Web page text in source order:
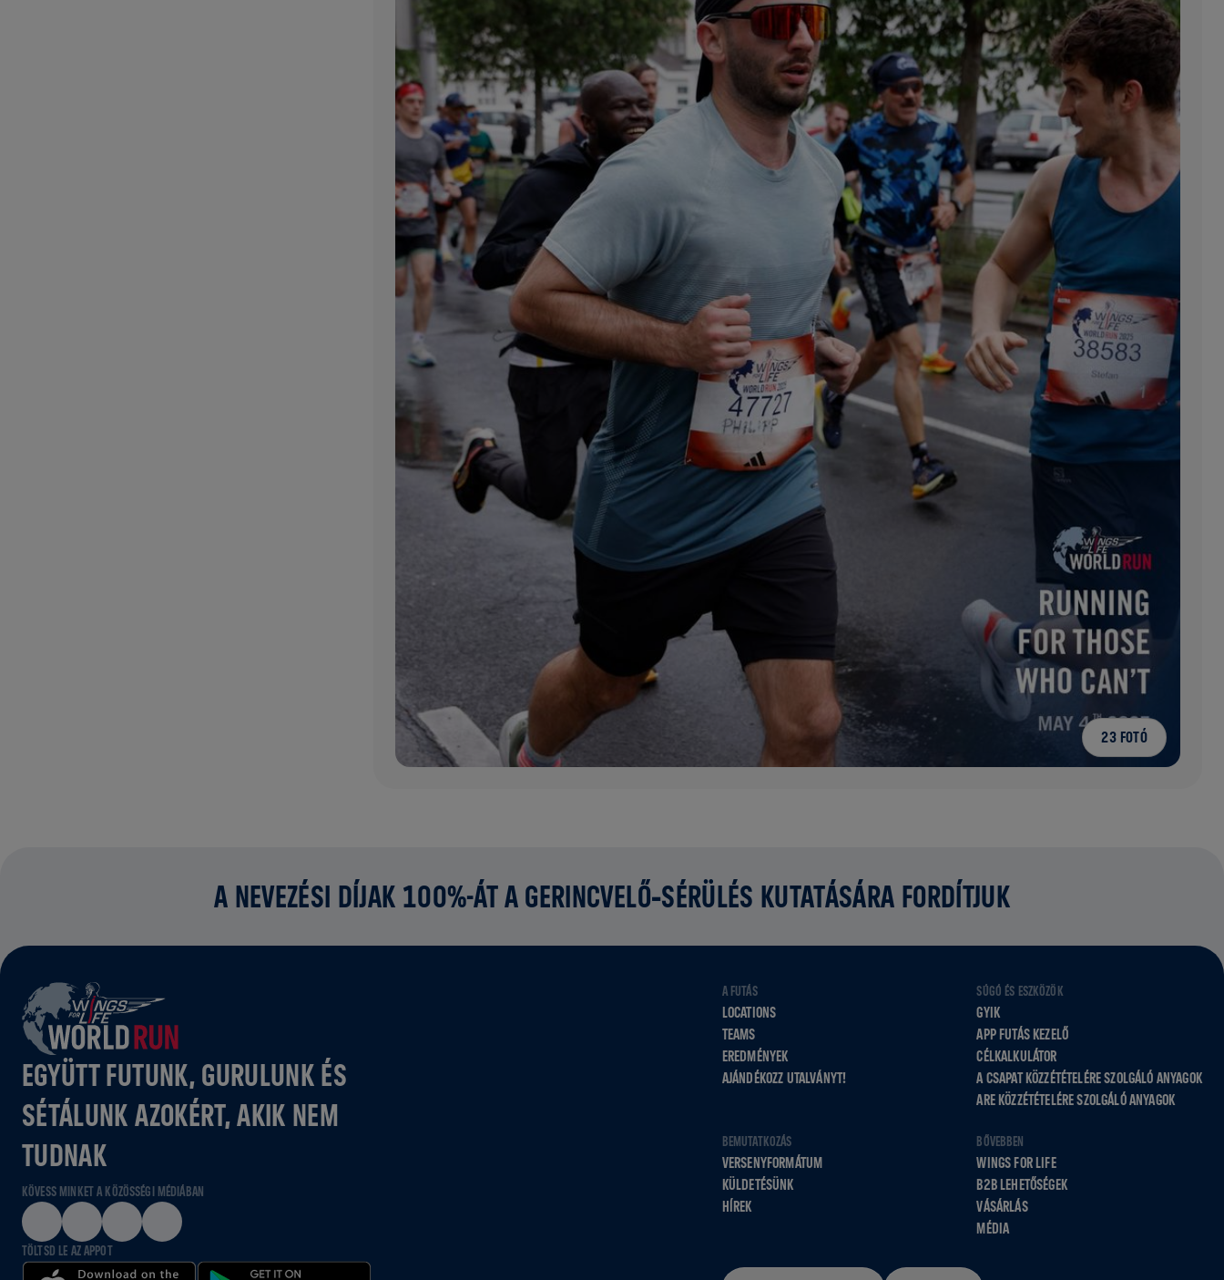
23 FOTÓ
A NEVEZÉSI DÍJAK 100%-ÁT A GERINCVELŐ‑SÉRÜLÉS KUTATÁSÁRA FORDÍTJUK
EGYÜTT FUTUNK, GURULUNK ÉS
SÉTÁLUNK AZOKÉRT, AKIK NEM
TUDNAK
KÖVESS MINKET A KÖZÖSSÉGI MÉDIÁBAN
TÖLTSD LE AZ APPOT
A FUTÁS
LOCATIONS
TEAMS
EREDMÉNYEK
AJÁNDÉKOZZ UTALVÁNYT!
SÚGÓ ÉS ESZKÖZÖK
GYIK
APP FUTÁS KEZELŐ
CÉLKALKULÁTOR
A CSAPAT KÖZZÉTÉTELÉRE SZOLGÁLÓ ANYAGOK
ARE KÖZZÉTÉTELÉRE SZOLGÁLÓ ANYAGOK
BEMUTATKOZÁS
VERSENYFORMÁTUM
KÜLDETÉSÜNK
HÍREK
BŐVEBBEN
WINGS FOR LIFE
B2B LEHETŐSÉGEK
VÁSÁRLÁS
MÉDIA